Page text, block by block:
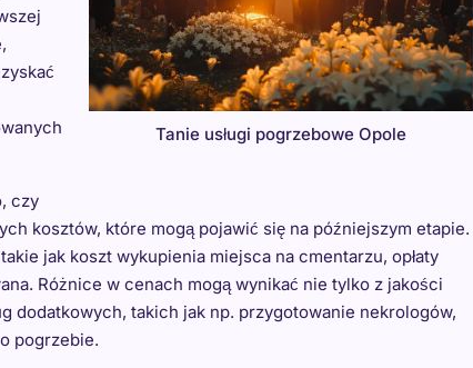
Tanie usługi pogrzebowe Opole
czy
kosztów, które mogą pojawić się na późniejszym etapie.
jak koszt wykupienia miejsca na cmentarzu, opłaty
Różnice w cenach mogą wynikać nie tylko z jakości
dodatkowych, takich jak np. przygotowanie nekrologów,
pogrzebie.